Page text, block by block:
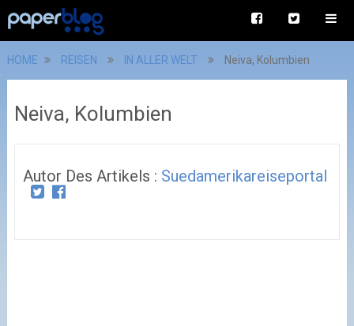
HOME REISEN IN ALLER WELT Neiva, Kolumbien
Neiva, Kolumbien
Autor Des Artikels : Suedamerikareiseportal